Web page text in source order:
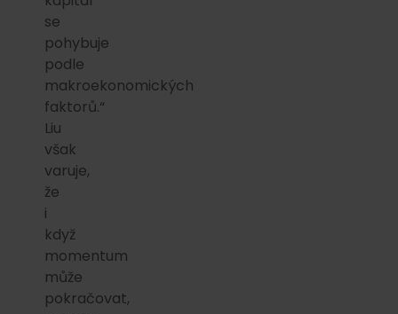
se
pohybuje
podle
makroekonomických
faktorů.“
Liu
však
varuje,
že
i
když
momentum
může
pokračovat,